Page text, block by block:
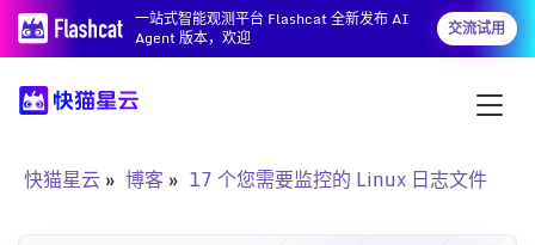
一站式智能观测平台 Flashcat 全新发布 AI
Agent 版本，欢迎
交流试用
快猫星云 博客 17 个您需要监控的 Linux 日志文件